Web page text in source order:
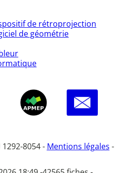
de rétroprojection
de géométrie
1292-8054 - Mentions légales -